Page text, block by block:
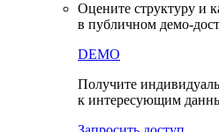
Оцените структуру и
в публичном демо-
DEMO
Получите
к интересующим